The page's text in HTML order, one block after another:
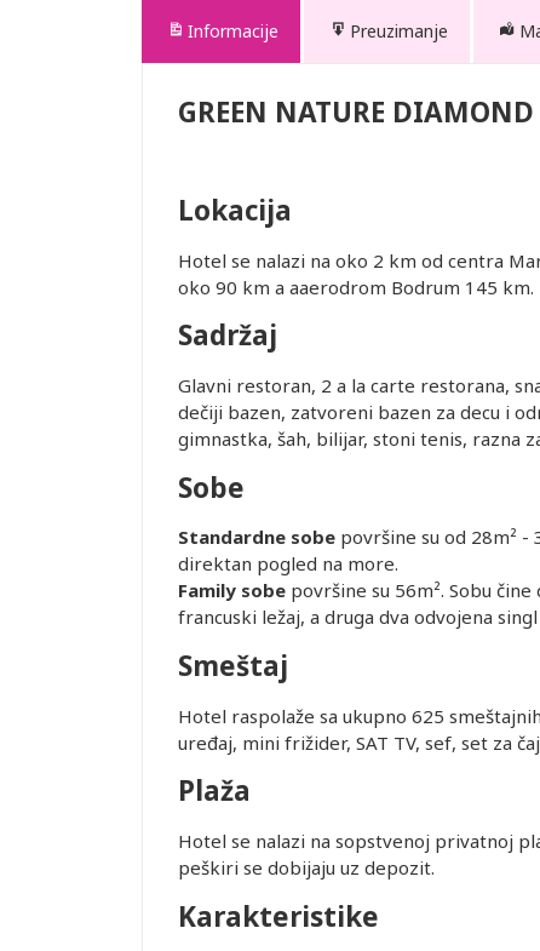
Informacije Preuzimanje
GREEN NATURE DIAMOND
Lokacija
Hotel se nalazi na oko 2 km od centra
oko 90 km a aaerodrom Bodrum 145 km.
Sadržaj
Glavni restoran, 2 a la carte restorana,
dečiji bazen, zatvoreni bazen za decu i
gimnastka, šah, bilijar, stoni tenis, razna
Sobe
Standardne sobe površine su od 28m² -
direktan pogled na more.
Family sobe površine su 56m². Sobu
francuski ležaj, a druga dva odvojena singl
Smeštaj
Hotel raspolaže sa ukupno 625
uređaj, mini frižider, SAT TV, sef, set za
Plaža
Hotel se nalazi na sopstvenoj privatnoj
peškiri se dobijaju uz depozit.
Karakteristike